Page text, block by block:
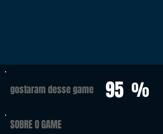
gostaram desse game 95 %
SOBRE O GAME